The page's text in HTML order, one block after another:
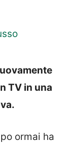
TV in una
ormai ha